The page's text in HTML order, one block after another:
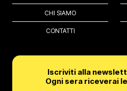
CHI SIAMO
CONTATTI
Iscriviti alla
Ogni sera riceverai